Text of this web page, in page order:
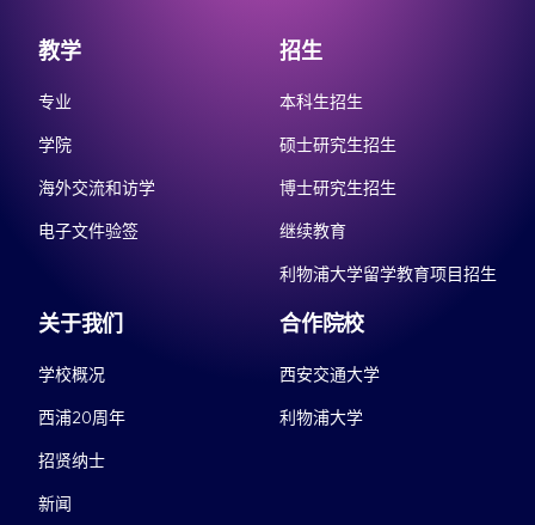
教学
专业
学院
海外交流和访学
电子文件验签
招生
本科生招生
硕士研究生招生
博士研究生招生
继续教育
利物浦大学留学教育项目招生
关于我们
学校概况
西浦20周年
招贤纳士
新闻
合作院校
西安交通大学
利物浦大学